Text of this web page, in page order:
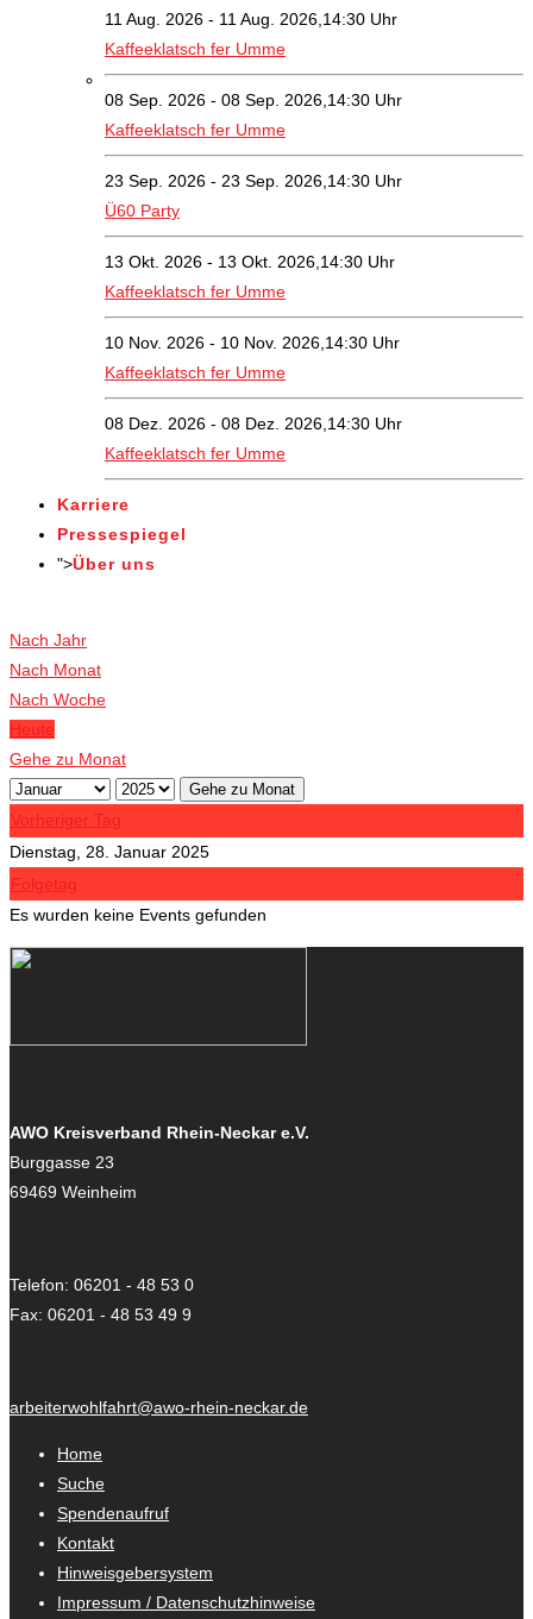
11 Aug. 2026 - 11 Aug. 2026,14:30 Uhr
Kaffeeklatsch fer Umme
08 Sep. 2026 - 08 Sep. 2026,14:30 Uhr
Kaffeeklatsch fer Umme
23 Sep. 2026 - 23 Sep. 2026,14:30 Uhr
Ü60 Party
13 Okt. 2026 - 13 Okt. 2026,14:30 Uhr
Kaffeeklatsch fer Umme
10 Nov. 2026 - 10 Nov. 2026,14:30 Uhr
Kaffeeklatsch fer Umme
08 Dez. 2026 - 08 Dez. 2026,14:30 Uhr
Kaffeeklatsch fer Umme
Karriere
Pressespiegel
">Über uns
Nach Jahr
Nach Monat
Nach Woche
Heute
Gehe zu Monat
Gehe zu Monat
Vorheriger Tag
Dienstag, 28. Januar 2025
Folgetag
Es wurden keine Events gefunden
AWO Kreisverband Rhein-Neckar e.V.
Burggasse 23
69469 Weinheim
Telefon: 06201 - 48 53 0
Fax: 06201 - 48 53 49 9
arbeiterwohlfahrt@awo-rhein-neckar.de
Home
Suche
Spendenaufruf
Kontakt
Hinweisgebersystem
Impressum / Datenschutzhinweise